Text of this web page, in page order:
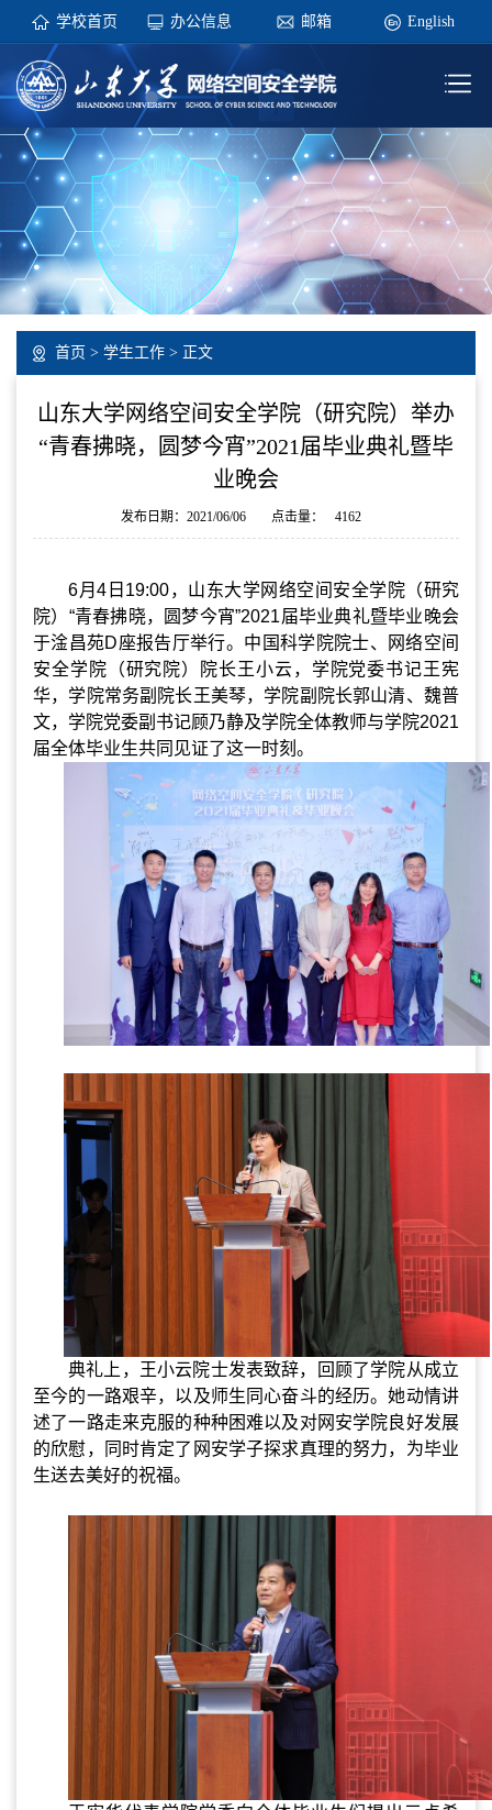
学校首页 办公信息 邮箱 English
首页 > 学生工作 > 正文
山东大学网络空间安全学院（研究院）举办
“青春拂晓，圆梦今宵”2021届毕业典礼暨毕
业晚会
发布日期：2021/06/06 点击量： 4162
6月 4 日 19:00，山东大学网络空间安全学院（研究
院） “青春拂晓，圆梦今宵”2021届毕业典礼暨毕业晚会
于淦昌苑D座报告厅举行。中国科学院院士、网络空间
安全学院（研究院）院长王小云，学院党委书记王宪
华，学院常务副院长王美琴，学院副院长郭山清、魏普
文，学院党委副书记顾乃静及学院全体教师与学院2021
届全体毕业生共同见证了这一时刻。
典礼上， 王小云院士发表致辞，回顾了学院从成立
至今的一路艰辛，以及师生同心奋斗的经历。她动情讲
述了一路走来克服的种种困难以及对网安学院良好发展
的欣慰，同时肯定了网安学子探求真理的努力，为毕业
生送去美好的祝福。